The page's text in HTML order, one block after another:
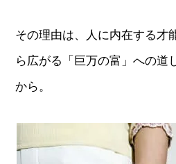
その理由は、人に内在する才
ら広がる「巨万の富」への道
から。